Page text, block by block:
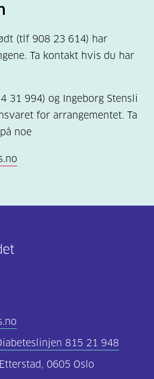
(tlf 908 23 614) har
Ta kontakt hvis du har
31 994) og Ingeborg Stensli
for arrangementet. Ta
noe
815 21 948
0605 Oslo